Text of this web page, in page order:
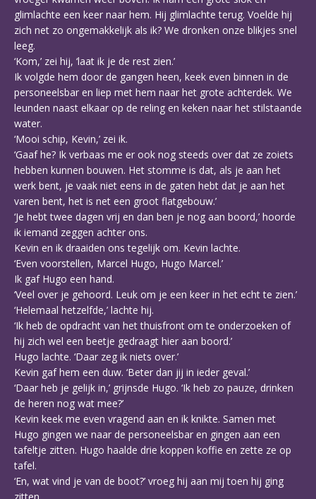
glimlachte een keer naar hem. Hij glimlachte terug. Voelde hij
zich net zo ongemakkelijk als ik? We dronken onze blikjes snel
leeg.
‘Kom,’ zei hij, ‘laat ik je de rest zien.’
Ik volgde hem door de gangen heen, keek even binnen in de
personeelsbar en liep met hem naar het grote achterdek. We
leunden naast elkaar op de reling en keken naar het stilstaande
water.
‘Mooi schip, Kevin,’ zei ik.
‘Gaaf he? Ik verbaas me er ook nog steeds over dat ze zoiets
hebben kunnen bouwen. Het stomme is dat, als je aan het
werk bent, je vaak niet eens in de gaten hebt dat je aan het
varen bent, het is net een groot flatgebouw.’
‘Je hebt twee dagen vrij en dan ben je nog aan boord,’ hoorde
ik iemand zeggen achter ons.
Kevin en ik draaiden ons tegelijk om. Kevin lachte.
‘Even voorstellen, Marcel Hugo, Hugo Marcel.’
Ik gaf Hugo een hand.
‘Veel over je gehoord. Leuk om je een keer in het echt te zien.’
‘Helemaal hetzelfde,’ lachte hij.
‘Ik heb de opdracht van het thuisfront om te onderzoeken of
hij zich wel een beetje gedraagt hier aan boord.’
Hugo lachte. ‘Daar zeg ik niets over.’
Kevin gaf hem een duw. ‘Beter dan jij in ieder geval.’
‘Daar heb je gelijk in,’ grijnsde Hugo. ‘Ik heb zo pauze, drinken
de heren nog wat mee?’
Kevin keek me even vragend aan en ik knikte. Samen met
Hugo gingen we naar de personeelsbar en gingen aan een
tafeltje zitten. Hugo haalde drie koppen koffie en zette ze op
tafel.
‘En, wat vind je van de boot?’ vroeg hij aan mij toen hij ging